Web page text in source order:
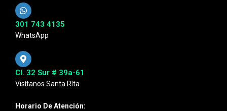
301 743 4135
WhatsApp
Cl. 32 Sur # 39a-61
Visítanos Santa RIta
Horario De Atención: